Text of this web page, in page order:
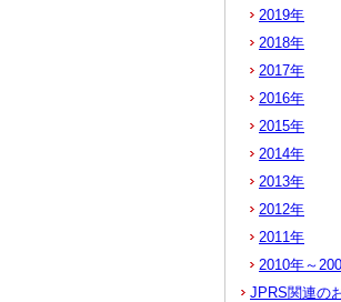
2019年
2018年
2017年
2016年
2015年
2014年
2013年
2012年
2011年
2010年～
JPRS関連の